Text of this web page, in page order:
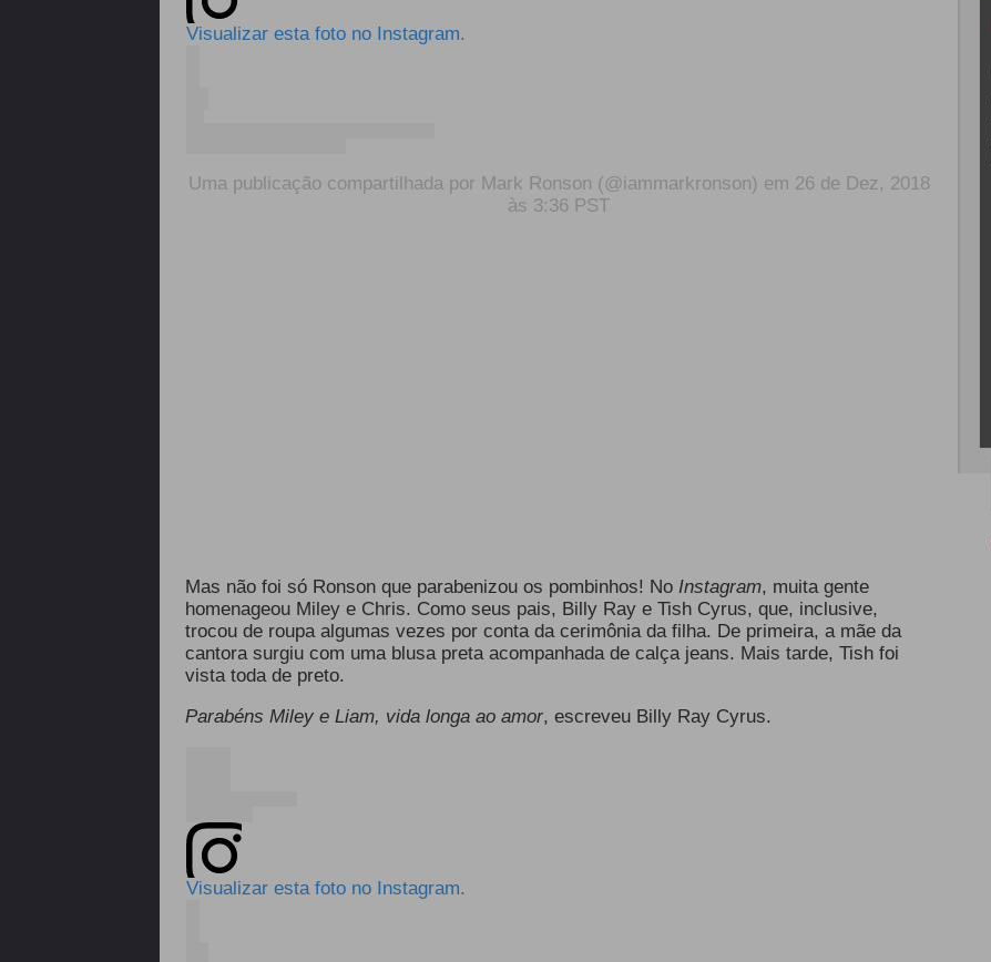
Visualizar esta foto no Instagram.
Uma publicação compartilhada por Mark Ronson (@iammarkronson) em 26 de Dez, 2018
às 3:36 PST
Mas não foi só Ronson que parabenizou os pombinhos! No Instagram, muita gente
homenageou Miley e Chris. Como seus pais, Billy Ray e Tish Cyrus, que, inclusive,
trocou de roupa algumas vezes por conta da cerimônia da filha. De primeira, a mãe da
cantora surgiu com uma blusa preta acompanhada de calça jeans. Mais tarde, Tish foi
vista toda de preto.
Parabéns Miley e Liam, vida longa ao amor, escreveu Billy Ray Cyrus.
Visualizar esta foto no Instagram.